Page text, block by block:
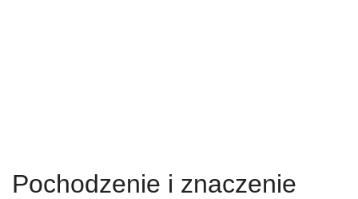
Pochodzenie i znaczenie